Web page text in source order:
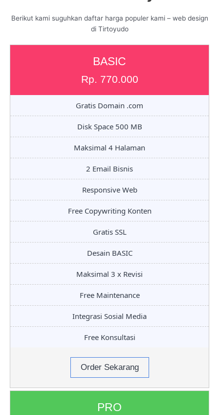
Berikut kami suguhkan daftar harga populer kami – web design
di Tirtoyudo
BASIC
Rp. 770.000
Gratis Domain .com
Disk Space 500 MB
Maksimal 4 Halaman
2 Email Bisnis
Responsive Web
Free Copywriting Konten
Gratis SSL
Desain BASIC
Maksimal 3 x Revisi
Free Maintenance
Integrasi Sosial Media
Free Konsultasi
Order Sekarang
PRO